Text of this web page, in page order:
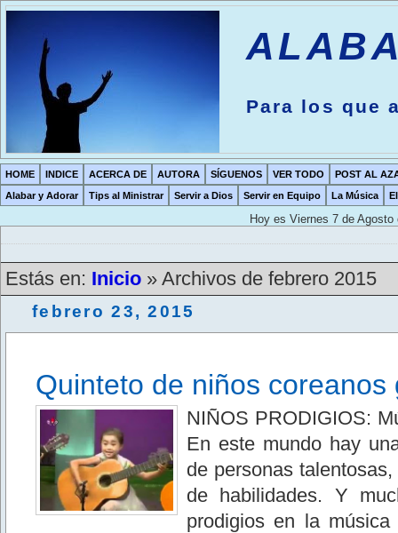
Para los que
HOME INDICE ACERCA DE AUTORA SÍGUENOS VER TODO
POST AL
Alabar y Adorar
Tips al Ministrar Servir a Dios Servir en Equipo La Música
Hoy es Viernes 7 de
Estás en: Inicio » Archivos de febrero 2015
febrero 23, 2015
Quinteto de niños coreanos
NIÑOS PRODIGIOS:
En este mundo hay
de personas
de habilidades. Y
prodigios en la